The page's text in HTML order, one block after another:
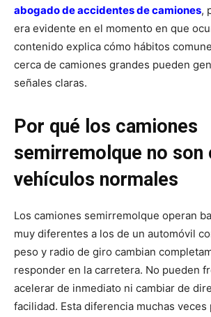
abogado de accidentes de camiones,
era evidente en el momento en que
contenido explica cómo hábitos
cerca de camiones grandes pueden
señales claras.
Por qué los camiones
semirremolque no son
vehículos normales
Los camiones semirremolque operan
muy diferentes a los de un automóvil
peso y radio de giro cambian
responder en la carretera. No pueden
acelerar de inmediato ni cambiar de
facilidad. Esta diferencia muchas veces